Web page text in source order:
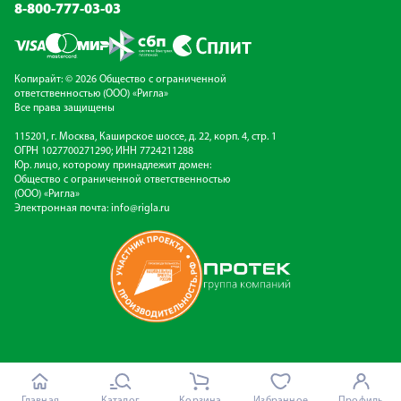
8-800-777-03-03
Копирайт: © 2026 Общество с ограниченной
ответственностью (ООО) «Ригла»
Все права защищены
115201, г. Москва, Каширское шоссе, д. 22, корп. 4, стр. 1
ОГРН 1027700271290; ИНН 7724211288
Юр. лицо, которому принадлежит домен:
Общество с ограниченной ответственностью
(ООО) «Ригла»
Электронная почта: info@rigla.ru